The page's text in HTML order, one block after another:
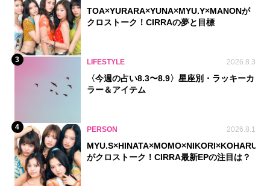
TOA×YURARA×YUNA×MYU.Y×MANONが
クロストーク！CIRRAの夢と目標
3 LIFESTYLE 2026.8.3
〈今週の占い8.3〜8.9〉星座別・ラッキーカ
ラー＆アイテム
4 PERSON 2026.8.1
MYU.S×HINATA×MOMO×NIKORI×KOHARU
がクロストーク！CIRRA最新EPの注目は？